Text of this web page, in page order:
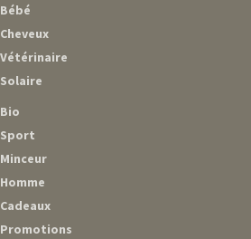
Bébé
Cheveux
Vétérinaire
Solaire
Bio
Sport
Minceur
Homme
Cadeaux
Promotions